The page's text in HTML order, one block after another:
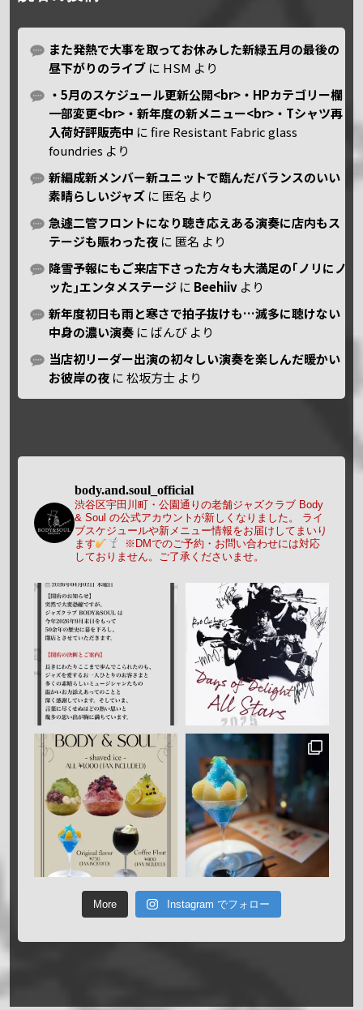
また発熱で大事を取ってお休みした新緑五月の最後の
昼下がりのライブ に HSM より
・5月のスケジュール更新公開<br>・HPカテゴリー欄
一部変更<br>・新年度の新メニュー<br>・Tシャツ再
入荷好評販売中 にfire Resistant Fabric glass
foundries より
新編成新メンバー新ユニットで臨んだバランスのいい
素晴らしいジャズ に 匿名 より
急遽二管フロントになり聴き応えある演奏に店内もス
テージも賑わった夜 に 匿名 より
降雪予報にもご来店下さった方々も大満足の｢ノリにノ
ッた｣エンタメステージ に Beehiiv より
新年度初日も雨と寒さで拍子抜けも…滅多に聴けない
中身の濃い演奏 に ばんび より
当店初リーダー出演の初々しい演奏を楽しんだ暖かい
お彼岸の夜 に松坂方士 より
body.and.soul_official
渋谷区宇田川町・公園通りの老舗ジャズクラブ Body
& Soul の公式アカウントが新しくなりました。
ライ
ブスケジュールや新メニュー情報をお届けしてまいり
ます
※DMでのご予約・お問い合わせには対応
しておりません。ご了承くださいませ。
More Instagram でフォロー